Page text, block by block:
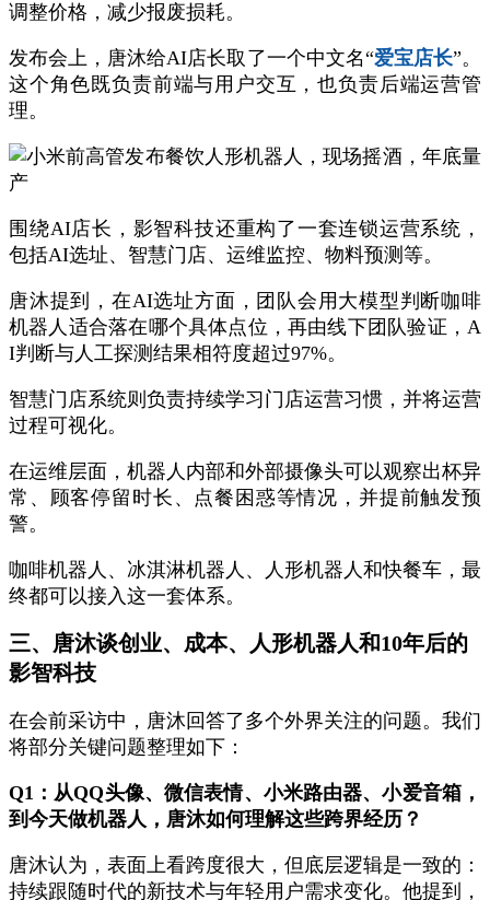
调整价格，减少报废损耗。
发布会上，唐沐给AI店长取了一个中文名“爱宝店长”。
这个角色既负责前端与用户交互，也负责后端运营管
理。
围绕AI店长，影智科技还重构了一套连锁运营系统，
包括AI选址、智慧门店、运维监控、物料预测等。
唐沐提到，在AI选址方面，团队会用大模型判断咖啡
机器人适合落在哪个具体点位，再由线下团队验证，A
I判断与人工探测结果相符度超过97%。
智慧门店系统则负责持续学习门店运营习惯，并将运营
过程可视化。
在运维层面，机器人内部和外部摄像头可以观察出杯异
常、顾客停留时长、点餐困惑等情况，并提前触发预
警。
咖啡机器人、冰淇淋机器人、人形机器人和快餐车，最
终都可以接入这一套体系。
三、唐沐谈创业、成本、人形机器人和10年后的
影智科技
在会前采访中，唐沐回答了多个外界关注的问题。我们
将部分关键问题整理如下：
Q1：从QQ头像、微信表情、小米路由器、小爱音箱，
到今天做机器人，唐沐如何理解这些跨界经历？
唐沐认为，表面上看跨度很大，但底层逻辑是一致的：
持续跟随时代的新技术与年轻用户需求变化。他提到，